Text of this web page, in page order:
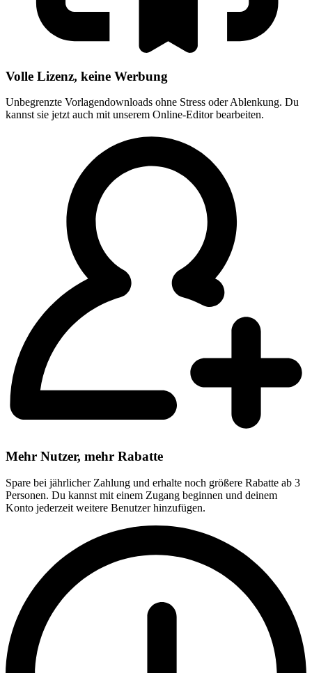
Volle Lizenz, keine Werbung
Unbegrenzte Vorlagendownloads ohne Stress oder Ablenkung. Du
kannst sie jetzt auch mit unserem Online-Editor bearbeiten.
Mehr Nutzer, mehr Rabatte
Spare bei jährlicher Zahlung und erhalte noch größere Rabatte ab 3
Personen. Du kannst mit einem Zugang beginnen und deinem
Konto jederzeit weitere Benutzer hinzufügen.